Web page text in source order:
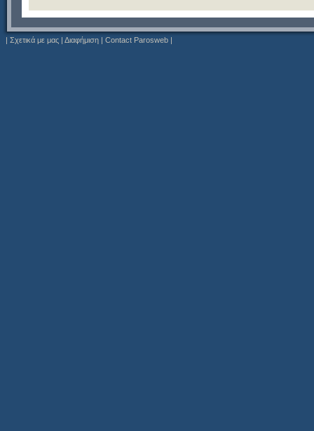
| Σχετικά με μας | Διαφήμιση | Contact Parosweb |